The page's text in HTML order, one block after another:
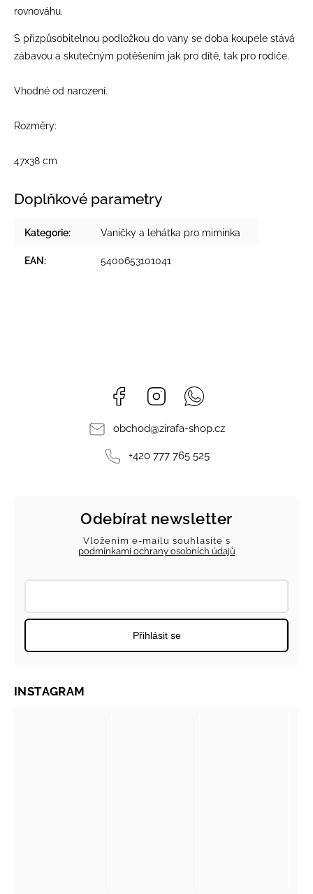
rovnováhu.
S přizpůsobitelnou podložkou do vany se doba koupele stává
zábavou a skutečným potěšením jak pro dítě, tak pro rodiče.
Vhodné od narození.
Rozměry:
47x38 cm
Doplňkové parametry
Kategorie: Vaničky a lehátka pro miminka
EAN: 5400653101041
Facebook Instagram
obchod@zirafa-shop.cz
+420 777 765 525
Odebírat newsletter
Vložením e-mailu souhlasíte s
podmínkami ochrany osobních údajů
Přihlásit se
INSTAGRAM